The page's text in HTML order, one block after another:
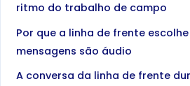
ritmo do trabalho de campo
Por que a linha de frente escolhe
mensagens são áudio
A conversa da linha de frente